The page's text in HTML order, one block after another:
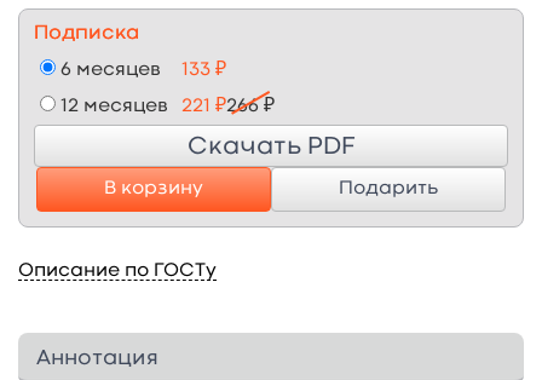
Подписка
6 месяцев 133 ₽
12 месяцев 221 ₽266 ₽
Скачать PDF
В корзину Подарить
Описание по ГОСТу
Аннотация